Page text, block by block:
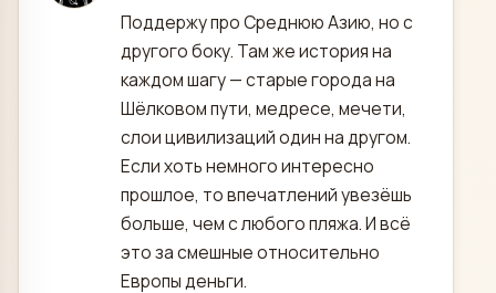
Поддержу про Среднюю Азию, но с
другого боку. Там же история на
каждом шагу — старые города на
Шёлковом пути, медресе, мечети,
слои цивилизаций один на другом.
Если хоть немного интересно
прошлое, то впечатлений увезёшь
больше, чем с любого пляжа. И всё
это за смешные относительно
Европы деньги.